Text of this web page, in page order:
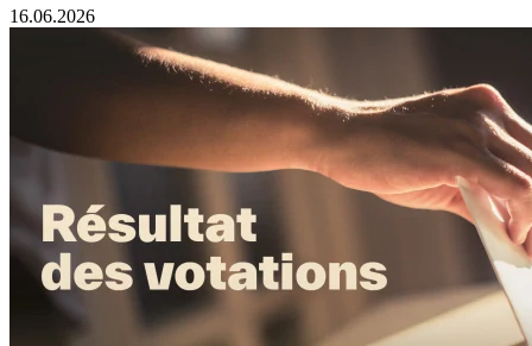
16.06.2026